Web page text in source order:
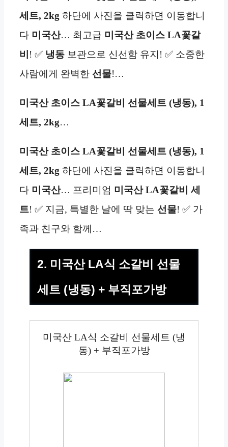
세트, 2kg 하단에 사진을 클릭하면 이동합니
다 미국산… 최고급 미국산 초이스 LA꽃갈
비 ! ✅ 냉동 보관으로 신선함 유지! ✅ 소중한
사람에게 완벽한 선물!…
미국산 초이스 LA꽃갈비 선물세트 (냉동), 1
세트, 2kg…
미국산 초이스 LA꽃갈비 선물세트 (냉동), 1
세트, 2kg 하단에 사진을 클릭하면 이동합니
다 미국산… 프리미엄 미국산 LA꽃갈비
세
트! ✅ 지금, 특별한 날에 딱 맞는 선물! ✅ 가
족과 친구와 함께…
2. 미국산 LA식 소갈비 선물
세트 (냉동) + 부직포가방
미국산 LA식 소갈비 선물세트 (냉
동) + 부직포가방